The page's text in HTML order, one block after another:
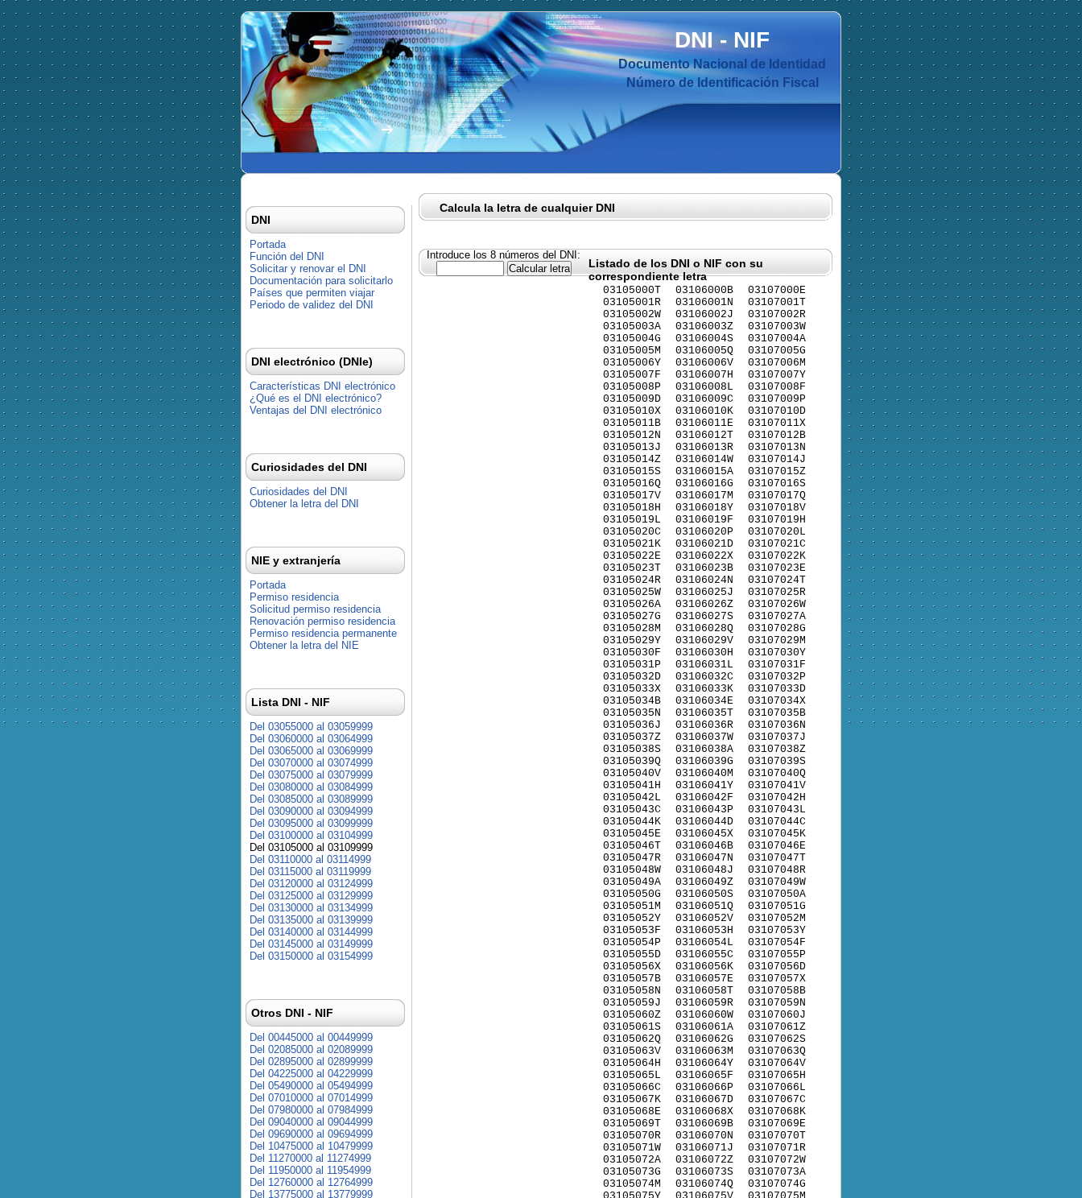
DNI-NIF
Documento Nacional de Identidad
Número de Identificación Fiscal
Calcula la letra de cualquier DNI
Introduce los 8 números del DNI:
Listado de los DNI o NIF con su
correspondiente letra
03105000T
03105001R
03105002W
03105003A
03105004G
03105005M
03105006Y
03105007F
03105008P
03105009D
03105010X
03105011B
03105012N
03105013J
03105014Z
03105015S
03105016Q
03105017V
03105018H
03105019L
03105020C
03105021K
03105022E
03105023T
03105024R
03105025W
03105026A
03105027G
03105028M
03105029Y
03105030F
03105031P
03105032D
03105033X
03105034B
03105035N
03105036J
03105037Z
03105038S
03105039Q
03105040V
03105041H
03105042L
03105043C
03105044K
03105045E
03105046T
03105047R
03105048W
03105049A
03105050G
03105051M
03105052Y
03105053F
03105054P
03105055D
03105056X
03105057B
03105058N
03105059J
03105060Z
03105061S
03105062Q
03105063V
03105064H
03105065L
03105066C
03105067K
03105068E
03105069T
03105070R
03105071W
03105072A
03105073G
03105074M
03106000B
03106001N
03106002J
03106003Z
03106004S
03106005Q
03106006V
03106007H
03106008L
03106009C
03106010K
03106011E
03106012T
03106013R
03106014W
03106015A
03106016G
03106017M
03106018Y
03106019F
03106020P
03106021D
03106022X
03106023B
03106024N
03106025J
03106026Z
03106027S
03106028Q
03106029V
03106030H
03106031L
03106032C
03106033K
03106034E
03106035T
03106036R
03106037W
03106038A
03106039G
03106040M
03106041Y
03106042F
03106043P
03106044D
03106045X
03106046B
03106047N
03106048J
03106049Z
03106050S
03106051Q
03106052V
03106053H
03106054L
03106055C
03106056K
03106057E
03106058T
03106059R
03106060W
03106061A
03106062G
03106063M
03106064Y
03106065F
03106066P
03106067D
03106068X
03106069B
03106070N
03106071J
03106072Z
03106073S
03106074Q
03107000E
03107001T
03107002R
03107003W
03107004A
03107005G
03107006M
03107007Y
03107008F
03107009P
03107010D
03107011X
03107012B
03107013N
03107014J
03107015Z
03107016S
03107017Q
03107018V
03107019H
03107020L
03107021C
03107022K
03107023E
03107024T
03107025R
03107026W
03107027A
03107028G
03107029M
03107030Y
03107031F
03107032P
03107033D
03107034X
03107035B
03107036N
03107037J
03107038Z
03107039S
03107040Q
03107041V
03107042H
03107043L
03107044C
03107045K
03107046E
03107047T
03107048R
03107049W
03107050A
03107051G
03107052M
03107053Y
03107054F
03107055P
03107056D
03107057X
03107058B
03107059N
03107060J
03107061Z
03107062S
03107063Q
03107064V
03107065H
03107066L
03107067C
03107068K
03107069E
03107070T
03107071R
03107072W
03107073A
03107074G
DNI
Portada
Función del DNI
Solicitar y renovar el DNI
Documentación para solicitarlo
Países que permiten viajar
Periodo de validez del DNI
DNI electrónico (DNIe)
Características DNI electrónico
¿Qué es el DNI electrónico?
Ventajas del DNI electrónico
Curiosidades del DNI
Curiosidades del DNI
Obtener la letra del DNI
NIE y extranjería
Portada
Permiso residencia
Solicitud permiso residencia
Renovación permiso residencia
Permiso residencia permanente
Obtener la letra del NIE
Lista DNI - NIF
Del 03055000 al 03059999
Del 03060000 al 03064999
Del 03065000 al 03069999
Del 03070000 al 03074999
Del 03075000 al 03079999
Del 03080000 al 03084999
Del 03085000 al 03089999
Del 03090000 al 03094999
Del 03095000 al 03099999
Del 03100000 al 03104999
Del 03105000 al 03109999
Del 03110000 al 03114999
Del 03115000 al 03119999
Del 03120000 al 03124999
Del 03125000 al 03129999
Del 03130000 al 03134999
Del 03135000 al 03139999
Del 03140000 al 03144999
Del 03145000 al 03149999
Del 03150000 al 03154999
Otros DNI - NIF
Del 00445000 al 00449999
Del 02085000 al 02089999
Del 02895000 al 02899999
Del 04225000 al 04229999
Del 05490000 al 05494999
Del 07010000 al 07014999
Del 07980000 al 07984999
Del 09040000 al 09044999
Del 09690000 al 09694999
Del 10475000 al 10479999
Del 11270000 al 11274999
Del 11950000 al 11954999
Del 12760000 al 12764999
Del 13775000 al 13779999